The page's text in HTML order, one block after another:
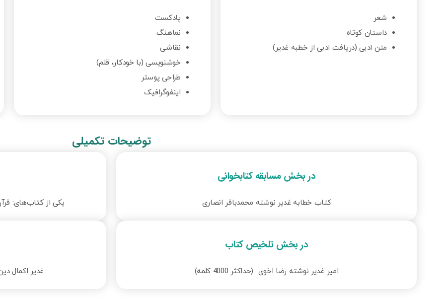
شعر
داستان کوتاه
متن ادبی (دریافت ادبی از خطبه غدیر)
پادکست
نماهنگ
نقاشی
خوشنویسی (با خودکار، قلم)
طراحی پوستر
اینفوگرافیک
توضیحات تکمیلی
در بخش مسابقه کتابخوانی
کتاب خطابه غدیر نوشته محمدباقر انصاری
در بخش تلخیص کتاب
امیر غدیر نوشته رضا اخوی (حداکثر 4000 کلمه)
یکی از کتاب‌های: قرآن
غدیر اکمال دین